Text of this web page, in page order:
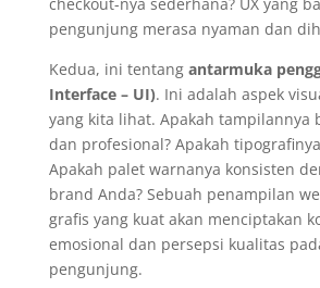
pengunjung merasa nyaman dan
Kedua, ini tentang antarmuka
Interface – UI). Ini adalah aspek
yang kita lihat. Apakah tampilannya
dan profesional? Apakah
Apakah palet warnanya konsisten
brand Anda? Sebuah penampilan
grafis yang kuat akan menciptakan
emosional dan persepsi kualitas
pengunjung.